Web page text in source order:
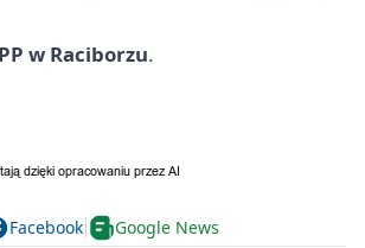
w Raciborzu.
Facebook Google News